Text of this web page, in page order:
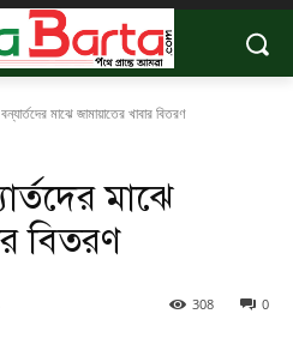
মাঝে জামায়াতের খাবার বিতরণ
মাঝে
বিতরণ
0
308